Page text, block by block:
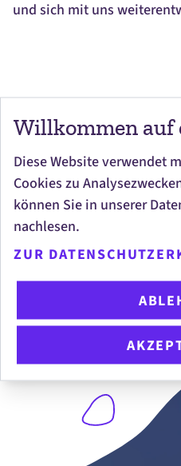
Willkommen auf
Diese Website verwendet
Cookies zu
können Sie in unserer
nachlesen.
ZUR
und sich mit uns
JETZT BEWERBEN